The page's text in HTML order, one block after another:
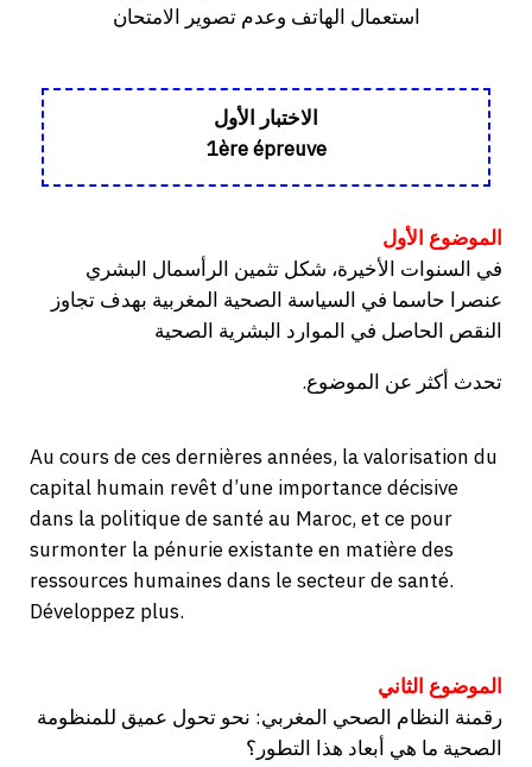
استعمال الهاتف وعدم تصوير الامتحان
الاختبار الأول
1ère épreuve
الموضوع الأول
في السنوات الأخيرة، شكل تثمين الرأسمال البشري
عنصرا حاسما في السياسة الصحية المغربية بهدف تجاوز
النقص الحاصل في الموارد البشرية الصحية
.تحدث أكثر عن الموضوع
Au cours de ces dernières années, la valorisation du
capital humain revêt d’une importance décisive
dans la politique de santé au Maroc, et ce pour
surmonter la pénurie existante en matière des
ressources humaines dans le secteur de santé.
Développez plus.
الموضوع الثاني
رقمنة النظام الصحي المغربي: نحو تحول عميق للمنظومة
الصحية ما هي أبعاد هذا التطور؟